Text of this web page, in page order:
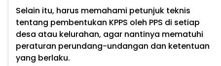
Selain itu, harus memahami petunjuk teknis
tentang pembentukan KPPS oleh PPS di setiap
desa atau kelurahan, agar nantinya mematuhi
peraturan perundang-undangan dan ketentuan
yang berlaku.